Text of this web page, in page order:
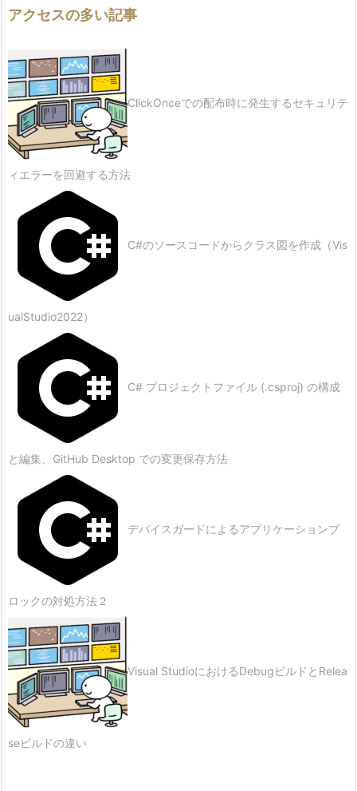
アクセスの多い記事
ClickOnceでの配布時に発生するセキュリテ
ィエラーを回避する方法
C#のソースコードからクラス図を作成（Vis
ualStudio2022）
C# プロジェクトファイル (.csproj) の構成
と編集、GitHub Desktop での変更保存方法
デバイスガードによるアプリケーションブ
ロックの対処方法２
Visual StudioにおけるDebugビルドとRelea
seビルドの違い